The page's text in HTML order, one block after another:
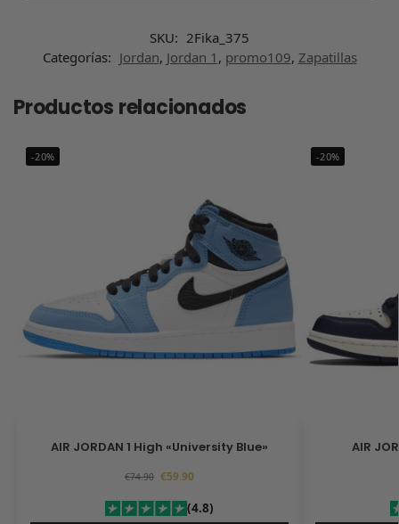
SKU: 2Fika_375
Categorías: Jordan, Jordan 1 , promo109, Zapatillas
Productos relacionados
-20%
AIR JORDAN 1 High «University Blue»
€74.90 €59.90
(4.8)
-20%
AIR